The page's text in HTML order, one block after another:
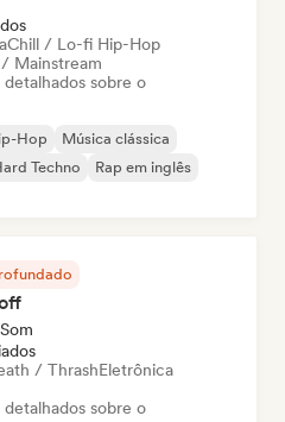
Chill / Lo-fi Hip-Hop
Mainstream
sobre o
Hop
Música clássica
Techno
Rap em inglês
/ ThrashEletrônica
sobre o